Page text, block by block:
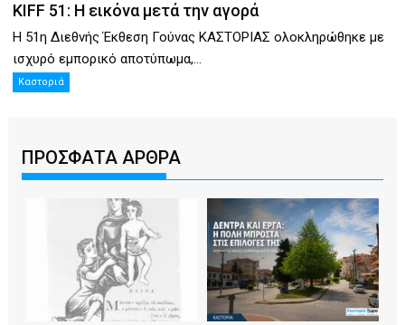
KIFF 51: Η εικόνα μετά την αγορά
Η 51η Διεθνής Έκθεση Γούνας ΚΑΣΤΟΡΙΑΣ ολοκληρώθηκε με
ισχυρό εμπορικό αποτύπωμα,...
Καστοριά
ΠΡΟΣΦΑΤΑ ΑΡΘΡΑ